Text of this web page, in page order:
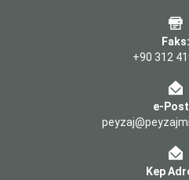
Faks:
+90 312
e-
Kep